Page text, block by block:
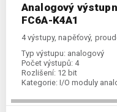
Analogový
FC6A-K4A1
4 výstupy, napěťový,
Typ výstupu: analogový
Počet výstupů: 4
Rozlišení: 12 bit
Kategorie: I/O moduly